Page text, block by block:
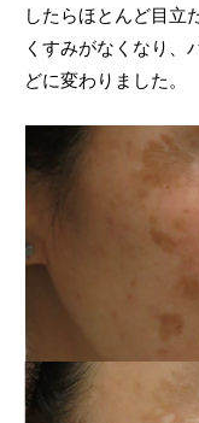
したらほとんど目立
くすみがなくなり、
どに変わりました。